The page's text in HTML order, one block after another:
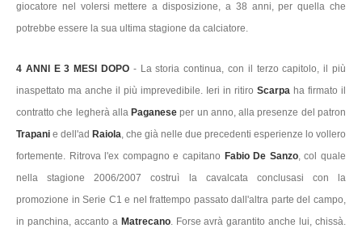
giocatore nel volersi mettere a disposizione, a 38 anni, per quella che
potrebbe essere la sua ultima stagione da calciatore.
4 ANNI E 3 MESI DOPO - La storia continua, con il terzo capitolo, il più
inaspettato ma anche il più imprevedibile. Ieri in ritiro Scarpa ha firmato il
contratto che legherà alla Paganeseper un anno, alla presenze del patron
Trapani e dell'ad Raiola, che già nelle due precedenti esperienze lo vollero
fortemente. Ritrova l'ex compagno e capitano Fabio De Sanzo, col quale
nella stagione 2006/2007 costruì la cavalcata conclusasi con la
promozione in Serie C1 e nel frattempo passato dall'altra parte del campo,
in panchina, accanto a Matrecano. Forse avrà garantito anche lui, chissà.